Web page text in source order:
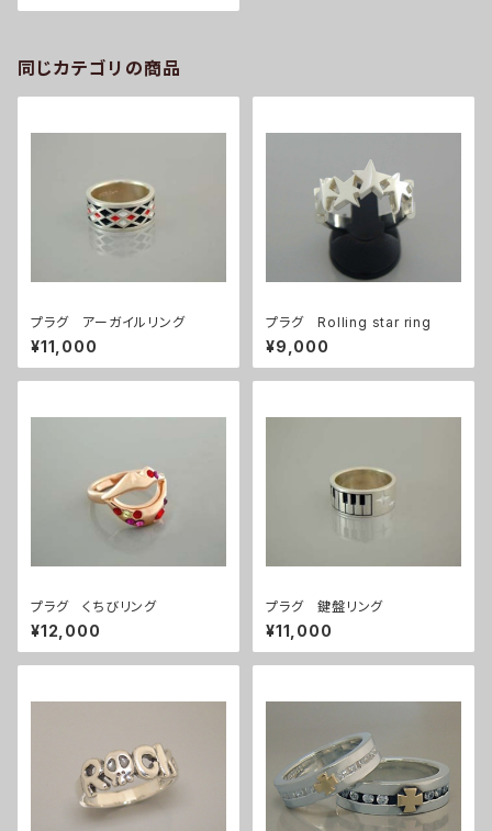
同じカテゴリの商品
プラグ アーガイルリング
¥11,000
プラグ Rolling star ring
¥9,000
プラグ くちびリング
¥12,000
プラグ 鍵盤リング
¥11,000